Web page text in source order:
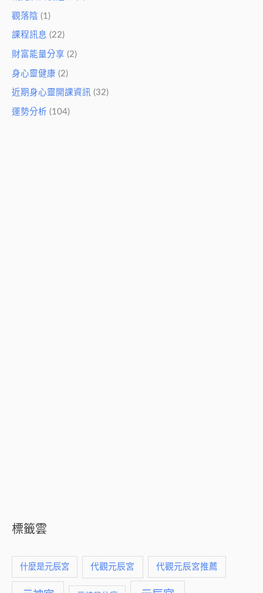
觀落陰 (1)
課程訊息 (22)
財富能量分享 (2)
身心靈健康 (2)
近期身心靈開課資訊 (32)
運勢分析 (104)
標籤雲
什麼是元辰宮 代觀元辰宮 代觀元辰宮推薦